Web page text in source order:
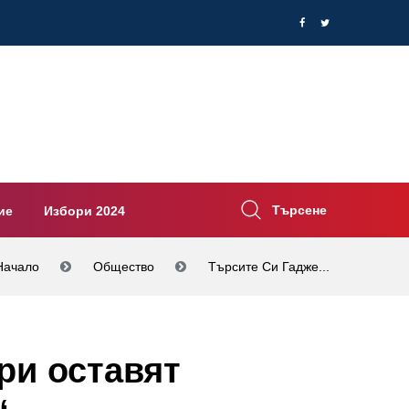
Избори 2024 Търсене
Общество Търсите Си Гадже...
оставят